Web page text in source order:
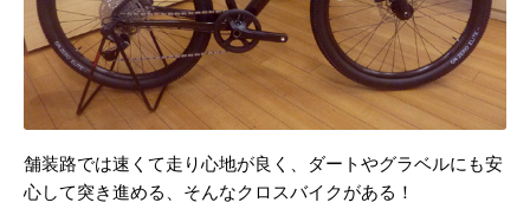
舗装路では速くて走り心地が良く、ダートやグラベルにも安
心して突き進める、そんなクロスバイクがある！